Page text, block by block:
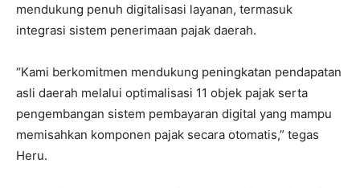
mendukung penuh digitalisasi layanan, termasuk
integrasi sistem penerimaan pajak daerah.
“Kami berkomitmen mendukung peningkatan pendapatan
asli daerah melalui optimalisasi 11 objek pajak serta
pengembangan sistem pembayaran digital yang mampu
memisahkan komponen pajak secara otomatis,” tegas
Heru.